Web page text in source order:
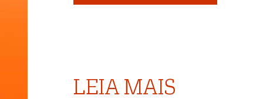
LEIA MAIS